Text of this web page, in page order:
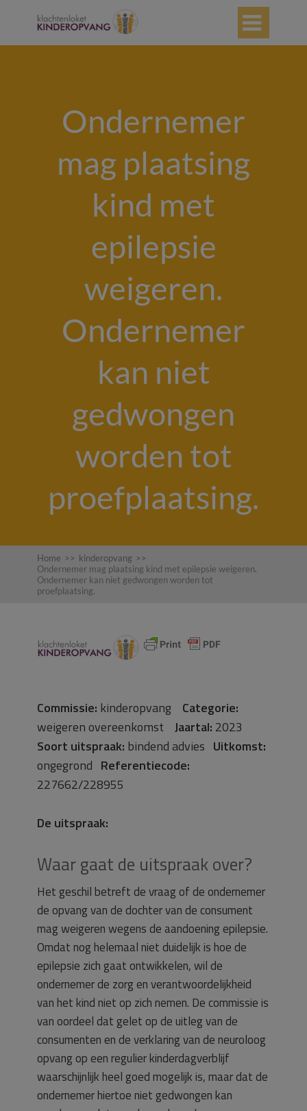

Ondernemer
mag plaatsing
kind met
epilepsie
weigeren.
Ondernemer
kan niet
gedwongen
worden tot
proefplaatsing.
Home >> kinderopvang >>
Ondernemer mag plaatsing kind met epilepsie weigeren.
Ondernemer kan niet gedwongen worden tot
proefplaatsing.
Commissie: kinderopvang Categorie:
weigeren overeenkomst Jaartal: 2023
Soort uitspraak: bindend advies Uitkomst:
ongegrond Referentiecode:
227662/228955
De uitspraak:
Waar gaat de uitspraak over?
Het geschil betreft de vraag of de ondernemer
de opvang van de dochter van de consument
mag weigeren wegens de aandoening epilepsie.
Omdat nog helemaal niet duidelijk is hoe de
epilepsie zich gaat ontwikkelen, wil de
ondernemer de zorg en verantwoordelijkheid
van het kind niet op zich nemen. De commissie is
van oordeel dat gelet op de uitleg van de
consumenten en de verklaring van de neuroloog
opvang op een regulier kinderdagverblijf
waarschijnlijk heel goed mogelijk is, maar dat de
ondernemer hiertoe niet gedwongen kan